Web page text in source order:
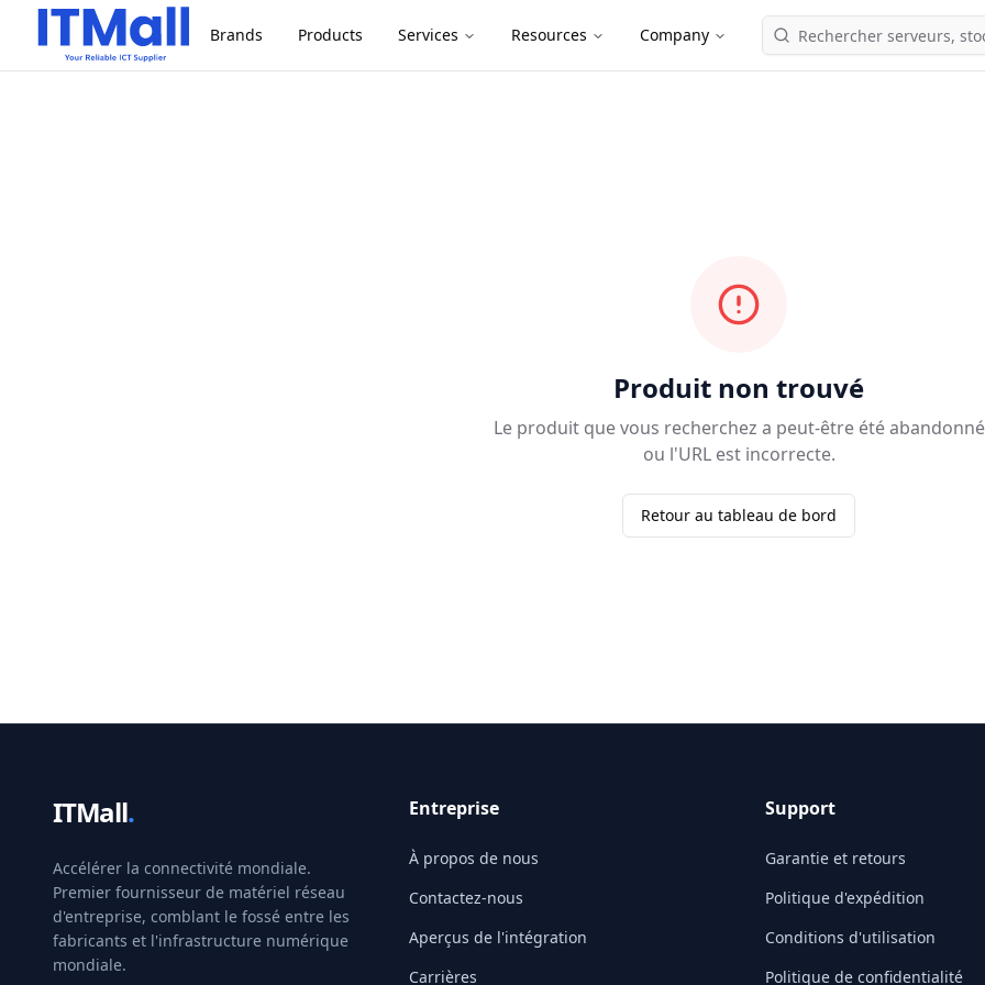
Brands Products Services Resources Company
Produit non trouvé
Le produit que vous recherchez a peut-être été abandonné
ou l'URL est incorrecte.
Retour au tableau de bord
ITMall.
Accélérer la connectivité mondiale.
Premier fournisseur de matériel réseau
d'entreprise, comblant le fossé entre les
fabricants et l'infrastructure numérique
mondiale.
Entreprise
À propos de nous
Contactez-nous
Aperçus de l'intégration
Carrières
Support
Garantie et retours
Politique d'expédition
Conditions d'utilisation
Politique de confidentialité